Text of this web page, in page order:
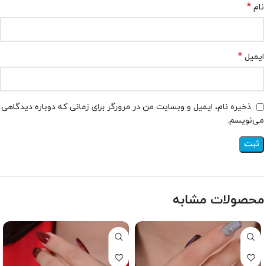
نام *
ایمیل *
ذخیره نام، ایمیل و وبسایت من در مرورگر برای زمانی که دوباره دیدگاهی
می‌نویسم.
محصولات مشابه